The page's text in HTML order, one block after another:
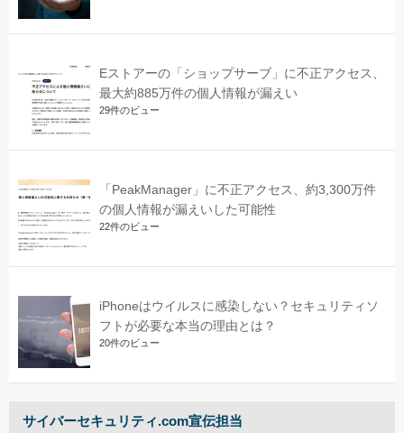
Eストアーの「ショップサーブ」に不正アクセス、
最大約885万件の個人情報が漏えい
29件のビュー
「PeakManager」に不正アクセス、約3,300万件
の個人情報が漏えいした可能性
22件のビュー
iPhoneはウイルスに感染しない？セキュリティソ
フトが必要な本当の理由とは？
20件のビュー
サイバーセキュリティ.com宣伝担当